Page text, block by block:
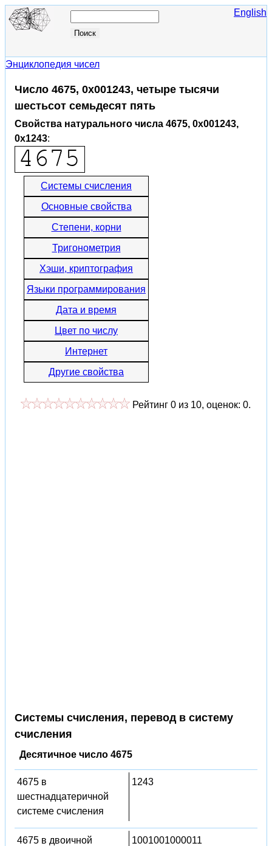
English
Энциклопедия чисел
Число 4675, 0x001243, четыре тысячи
шестьсот семьдесят пять
Свойства натурального числа 4675, 0x001243,
0x1243:
Системы счисления
Основные свойства
Степени, корни
Тригонометрия
Хэши, криптография
Языки программирования
Дата и время
Цвет по числу
Интернет
Другие свойства
Рейтинг 0 из 10, оценок: 0.
Системы счисления, перевод в систему
счисления
Десятичное число 4675
4675 в
шестнадцатеричной
системе счисления
1243
4675 в двоичной
1001001000011